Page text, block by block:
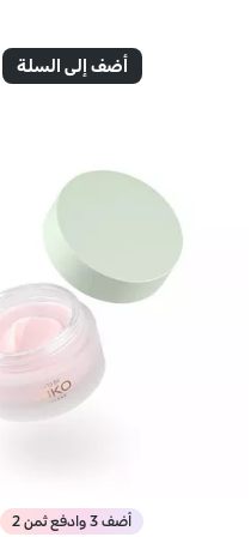
أضف إلى السلة
أضف 3 وادفع ثمن 2